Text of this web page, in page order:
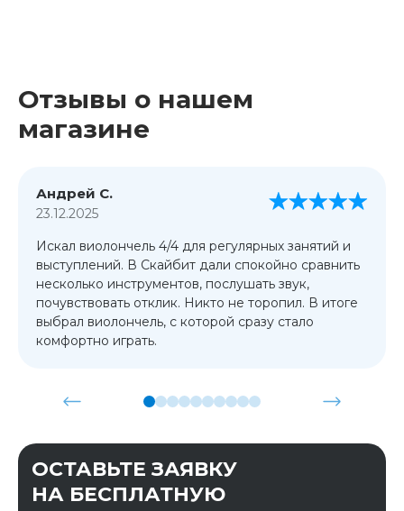
Отзывы о нашем
магазине
Андрей С.
23.12.2025
Искал виолончель 4/4 для регулярных занятий и
выступлений. В Скайбит дали спокойно сравнить
несколько инструментов, послушать звук,
почувствовать отклик. Никто не торопил. В итоге
выбрал виолончель, с которой сразу стало
комфортно играть.
ОСТАВЬТЕ ЗАЯВКУ
НА БЕСПЛАТНУЮ